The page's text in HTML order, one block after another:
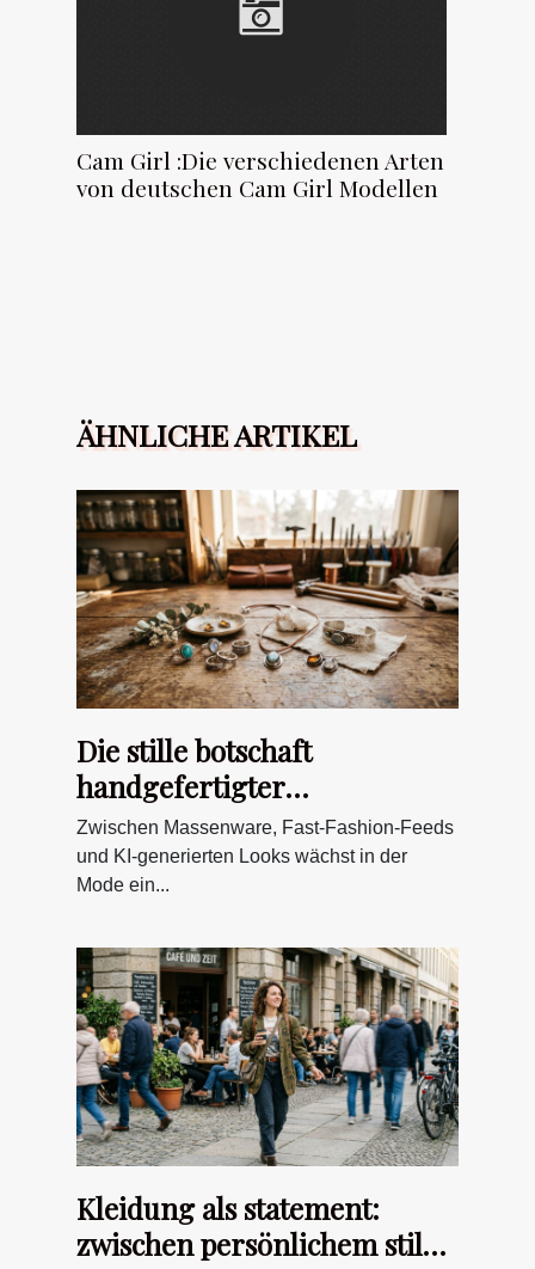
Cam Girl :Die verschiedenen Arten
von deutschen Cam Girl Modellen
ÄHNLICHE ARTIKEL
Die stille botschaft
handgefertigter
schmuckstücke in der
digitalen modewelt
Zwischen Massenware, Fast-Fashion-Feeds
und KI-generierten Looks wächst in der
Mode ein...
Kleidung als statement:
zwischen persönlichem stil